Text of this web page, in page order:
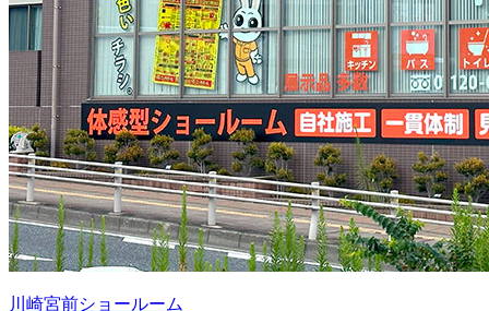
川崎宮前ショールーム